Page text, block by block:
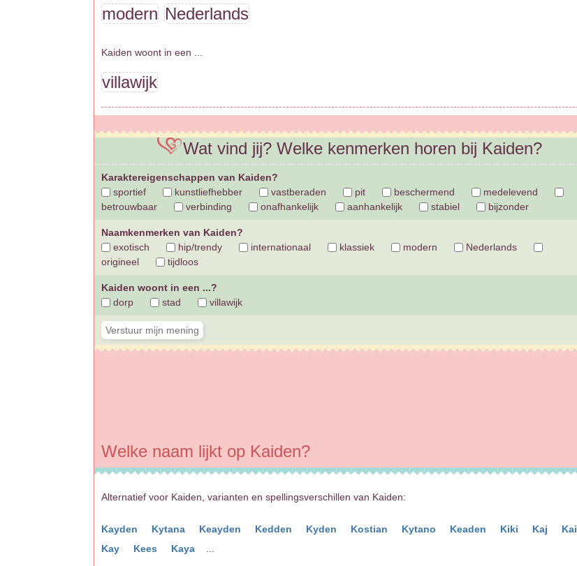
modern Nederlands
Kaiden woont in een ...
villawijk
Wat vind jij? Welke kenmerken horen bij Kaiden?
Karaktereigenschappen van Kaiden?
sportief
kunstliefhebber vastberaden pit beschermend
medelevend
betrouwbaar
verbinding onafhankelijk aanhankelijk stabiel bijzonder
Naamkenmerken van Kaiden?
exotisch
hip/trendy internationaal klassiek modern
Nederlands
origineel
tijdloos
Kaiden woont in een ...?
dorp
stad villawijk
Welke naam lijkt op Kaiden?
Alternatief voor Kaiden, varianten en spellingsverschillen van Kaiden:
Kayden Kytana Keayden Kedden Kyden Kostian Kytano Keaden Kiki Kaj
Kai
Kay
Kees Kaya